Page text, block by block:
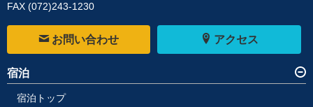
FAX (072)243-1230
お問い合わせ アクセス
宿泊
宿泊トップ